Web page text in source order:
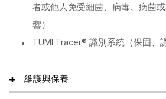
者或他人免受細菌、病毒、病菌
響）
TUMI Tracer® 識別系統（保固、
維護與保養